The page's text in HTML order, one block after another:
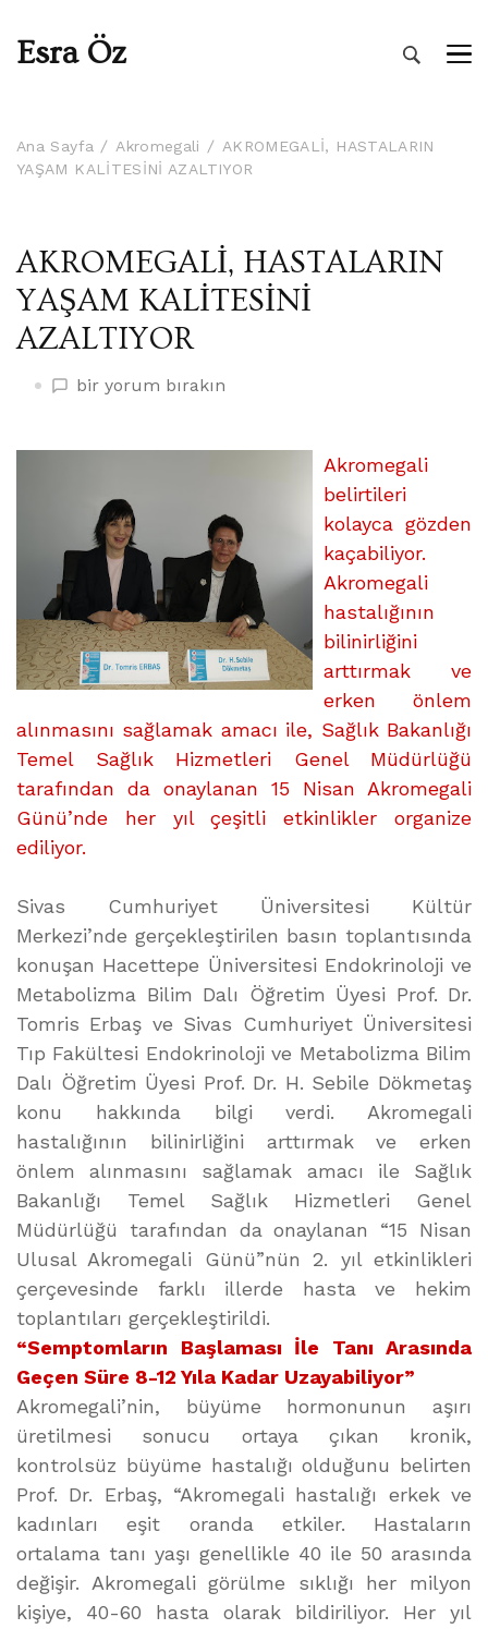
Esra Öz
Ana Sayfa Akromegali
AKROMEGALİ, HASTALARIN
YAŞAM KALİTESİNİ AZALTIYOR
AKROMEGALİ, HASTALARIN
YAŞAM KALİTESİNİ
AZALTIYOR
AKROMEGALİ,
üzerine
bir yorum bırakın
Akromegali
belirtileri
kolayca gözden
kaçabiliyor.
Akromegali
hastalığının
bilinirliğini
arttırmak ve
erken önlem
alınmasını sağlamak amacı ile, Sağlık Bakanlığı
Temel Sağlık Hizmetleri Genel Müdürlüğü
tarafından da onaylanan 15 Nisan Akromegali
Günü’nde her yıl çeşitli etkinlikler organize
ediliyor.
Sivas Cumhuriyet Üniversitesi Kültür
Merkezi’nde gerçekleştirilen basın toplantısında
konuşan Hacettepe Üniversitesi Endokrinoloji ve
Metabolizma Bilim Dalı Öğretim Üyesi Prof. Dr.
Tomris Erbaş ve Sivas Cumhuriyet Üniversitesi
Tıp Fakültesi Endokrinoloji ve Metabolizma Bilim
Dalı Öğretim Üyesi Prof. Dr. H. Sebile Dökmetaş
konu hakkında bilgi verdi. Akromegali
hastalığının bilinirliğini arttırmak ve erken
önlem alınmasını sağlamak amacı ile Sağlık
Bakanlığı Temel Sağlık Hizmetleri Genel
Müdürlüğü tarafından da onaylanan “15 Nisan
Ulusal Akromegali Günü”nün 2. yıl etkinlikleri
çerçevesinde farklı illerde hasta ve hekim
toplantıları gerçekleştirildi.
“Semptomların Başlaması İle Tanı Arasında
Geçen Süre 8-12 Yıla Kadar Uzayabiliyor”
Akromegali’nin, büyüme hormonunun aşırı
üretilmesi sonucu ortaya çıkan kronik,
kontrolsüz büyüme hastalığı olduğunu belirten
Prof. Dr. Erbaş, “Akromegali hastalığı erkek ve
kadınları eşit oranda etkiler. Hastaların
ortalama tanı yaşı genellikle 40 ile 50 arasında
değişir. Akromegali görülme sıklığı her milyon
kişiye, 40-60 hasta olarak bildiriliyor. Her yıl